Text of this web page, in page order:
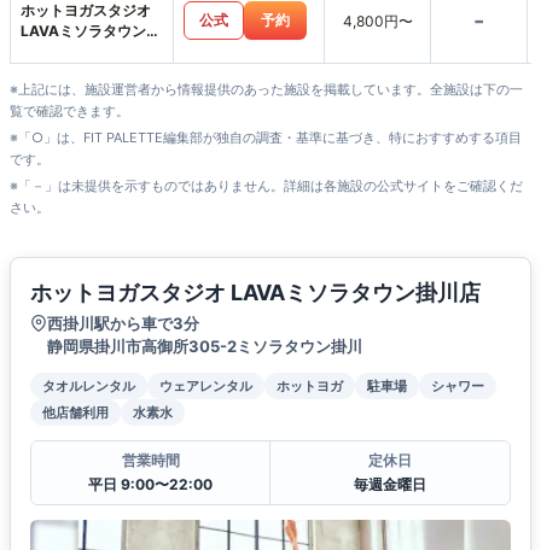
ホットヨガスタジオ
LAVAミソラタウン掛
公式 予約 4,800円〜 -
※上記には、施設運営者から情報提供のあった施設を掲載しています。全施設は下の一
覧で確認できます。
※「○」は、FIT PALETTE編集部が独自の調査・基準に基づき、特におすすめする項目
です。
※「－」は未提供を示すものではありません。詳細は各施設の公式サイトをご確認くだ
さい。
ホットヨガスタジオ LAVAミソラタウン掛川店
西掛川駅から車で3分
静岡県掛川市高御所305-2ミソラタウン掛川
タオルレンタル ウェアレンタル ホットヨガ 駐車場
シャワー
他店舗利用
水素水
営業時間
平日 9:00〜22:00
定休日
毎週金曜日